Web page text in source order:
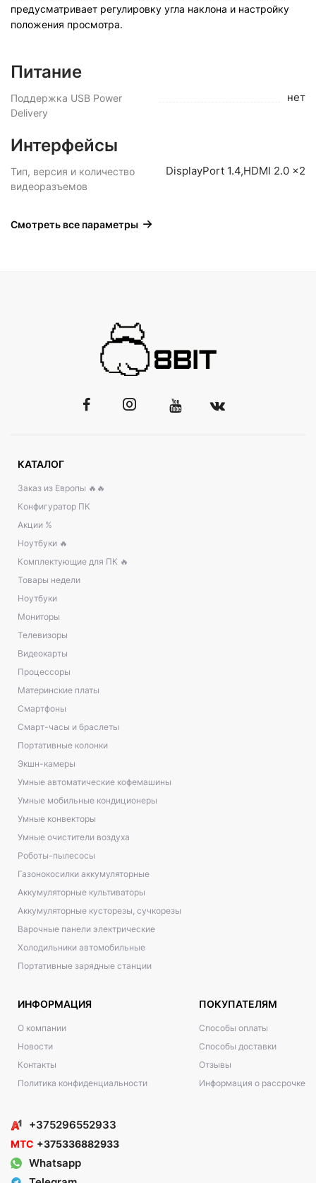
предусматривает регулировку угла наклона и настройку
положения просмотра.
Питание
Поддержка USB Power
Delivery
нет
Интерфейсы
Тип, версия и количество
видеоразъемов
DisplayPort 1.4,HDMI 2.0 x2
Смотреть все параметры
КАТАЛОГ
Заказ из Европы 🔥🔥
Конфигуратор ПК
Акции %
Ноутбуки 🔥
Комплектующие для ПК 🔥
Товары недели
Ноутбуки
Мониторы
Телевизоры
Видеокарты
Процессоры
Материнские платы
Смартфоны
Смарт-часы и браслеты
Портативные колонки
Экшн-камеры
Умные автоматические кофемашины
Умные мобильные кондиционеры
Умные конвекторы
Умные очистители воздуха
Роботы-пылесосы
Газонокосилки аккумуляторные
Аккумуляторные культиваторы
Аккумуляторные кусторезы, сучкорезы
Варочные панели электрические
Холодильники автомобильные
Портативные зарядные станции
ИНФОРМАЦИЯ
О компании
Новости
Контакты
Политика конфиденциальности
ПОКУПАТЕЛЯМ
Способы оплаты
Способы доставки
Отзывы
Информация о рассрочке
+375296552933
МТС +375336882933
Whatsapp